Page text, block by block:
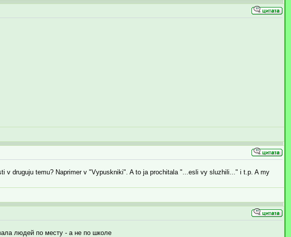
v druguju temu? Naprimer v "Vypuskniki". A to ja prochitala "...esli vy sluzhili..." i t.p. A my
людей по месту - а не по школе